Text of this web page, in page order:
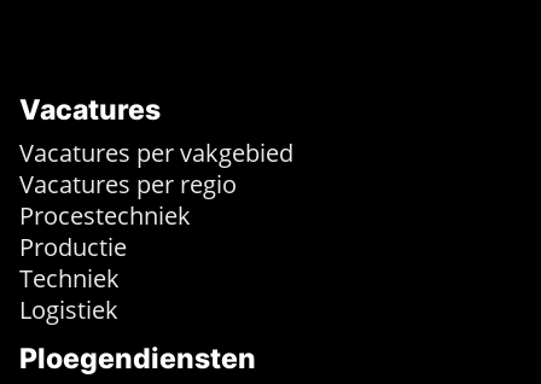
Vacatures
Vacatures per vakgebied
Vacatures per regio
Procestechniek
Productie
Techniek
Logistiek
Ploegendiensten